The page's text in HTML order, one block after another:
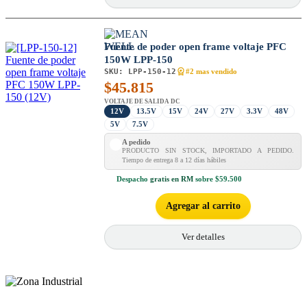
Fuente de poder open frame voltaje PFC
150W LPP-150
SKU: LPP-150-12 #2 mas vendido
$45.815
VOLTAJE DE SALIDA DC
12V 13.5V 15V 24V 27V 3.3V
48V
5V
7.5V
A pedido
PRODUCTO SIN STOCK, IMPORTADO A PEDIDO.
Tiempo de entrega 8 a 12 días hábiles
Despacho gratis en RM sobre $59.500
Agregar al carrito
Ver detalles